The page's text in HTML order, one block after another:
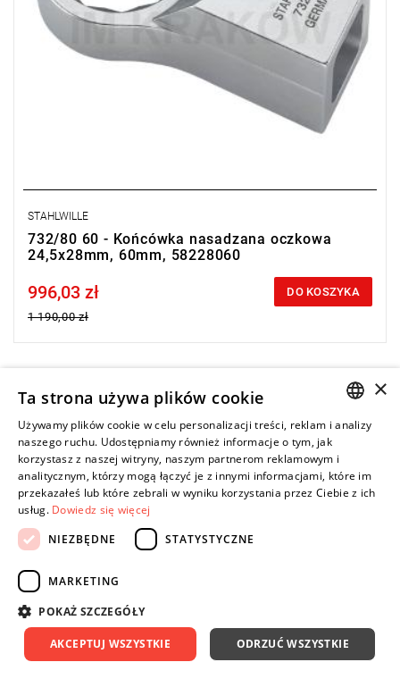
STAHLWILLE
732/80 60 - Końcówka nasadzana oczkowa
24,5x28mm, 60mm, 58228060
Price tax included
996,03 zł
1 190,00 zł
DO KOSZYKA
-16%
ENGLISH
×
Ta strona używa plików cookie
Używamy plików cookie w celu personalizacji treści, reklam i analizy
naszego ruchu. Udostępniamy również informacje o tym, jak
korzystasz z naszej witryny, naszym partnerom reklamowym i
analitycznym, którzy mogą łączyć je z innymi informacjami, które im
przekazałeś lub które zebrali w wyniku korzystania przez Ciebie z ich
usług. Dowiedz się więcej
NIEZBĘDNE
STATYSTYCZNE
MARKETING
POKAŻ SZCZEGÓŁY
AKCEPTUJ WSZYSTKIE ODRZUĆ WSZYSTKIE